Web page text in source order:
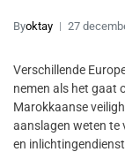
Byoktay 27
Verschillende
nemen als het gaat
Marokkaanse
aanslagen weten te
en